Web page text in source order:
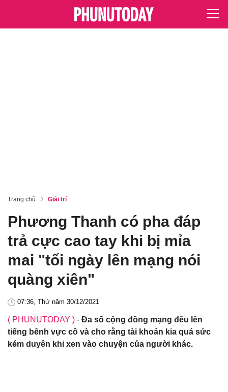
Trang chủ Giải trí
Phương Thanh có pha đáp
trả cực cao tay khi bị mỉa
mai "tối ngày lên mạng nói
quàng xiên"
07:36, Thứ năm 30/12/2021
( PHUNUTODAY ) - Đa số cộng đồng mạng đều lên
tiếng bênh vực cô và cho rằng tài khoản kia quá sức
kém duyên khi xen vào chuyện của người khác.